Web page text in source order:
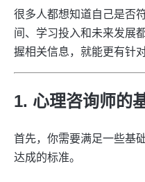
很多人都想知道自己是否
间、学习投入和未来发展
握相关信息，就能更有针
1. 心理咨询师的
首先，你需要满足一些基
达成的标准。